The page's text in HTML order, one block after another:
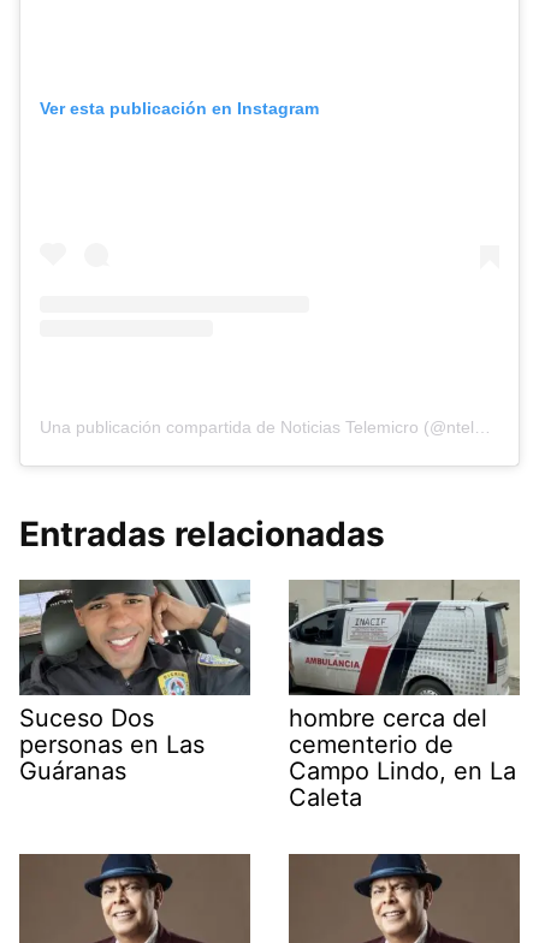
Ver esta publicación en Instagram
Una publicación compartida de Noticias Telemicro (@ntelemicro5)
Entradas relacionadas
Suceso Dos
personas en Las
Guáranas
hombre cerca del
cementerio de
Campo Lindo, en La
Caleta